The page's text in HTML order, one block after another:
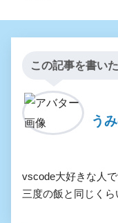
この記事を書い
う
vscode大好きな人
三度の飯と同じくら